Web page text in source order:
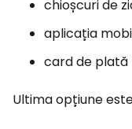
chioșcuri de
aplicația
card de
Ultima opțiune